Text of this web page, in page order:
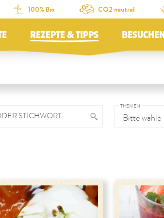
100% Bio CO2 neutral
REZEPTE & TIPPS BESUCHEN
STICHWORT
THEMEN